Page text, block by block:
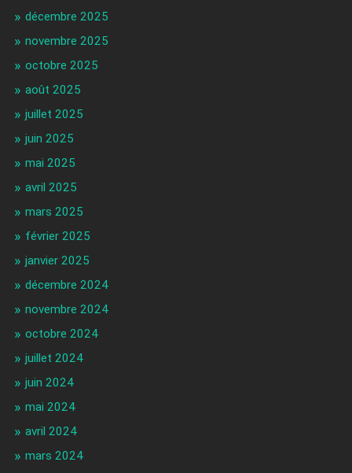
décembre 2025
novembre 2025
octobre 2025
août 2025
juillet 2025
juin 2025
mai 2025
avril 2025
mars 2025
février 2025
janvier 2025
décembre 2024
novembre 2024
octobre 2024
juillet 2024
juin 2024
mai 2024
avril 2024
mars 2024